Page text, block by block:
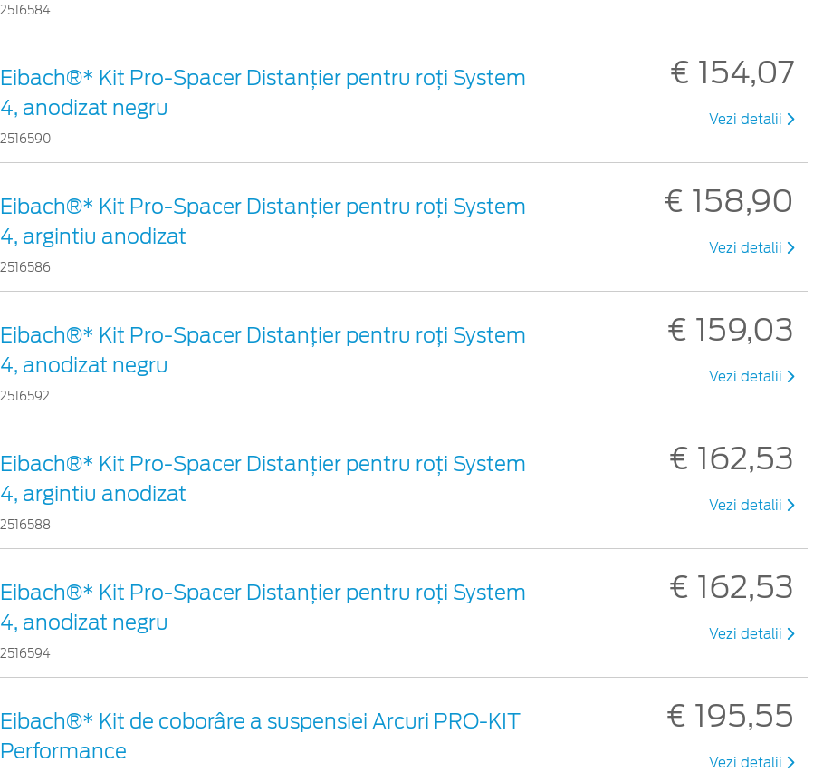
2516584
Eibach®* Kit Pro-Spacer Distanțier pentru roți System
4, anodizat negru
2516590
€ 154,07
Vezi detalii
Eibach®* Kit Pro-Spacer Distanțier pentru roți System
4, argintiu anodizat
2516586
€ 158,90
Vezi detalii
Eibach®* Kit Pro-Spacer Distanțier pentru roți System
4, anodizat negru
2516592
€ 159,03
Vezi detalii
Eibach®* Kit Pro-Spacer Distanțier pentru roți System
4, argintiu anodizat
2516588
€ 162,53
Vezi detalii
Eibach®* Kit Pro-Spacer Distanțier pentru roți System
4, anodizat negru
2516594
€ 162,53
Vezi detalii
Eibach®* Kit de coborâre a suspensiei Arcuri PRO-KIT
Performance
€ 195,55
Vezi detalii